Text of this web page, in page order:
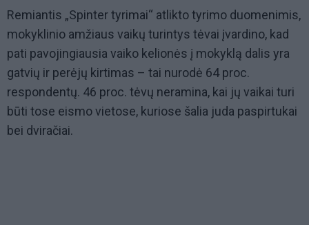
Remiantis „Spinter tyrimai“ atlikto tyrimo duomenimis,
mokyklinio amžiaus vaikų turintys tėvai įvardino, kad
pati pavojingiausia vaiko kelionės į mokyklą dalis yra
gatvių ir perėjų kirtimas – tai nurodė 64 proc.
respondentų. 46 proc. tėvų neramina, kai jų vaikai turi
būti tose eismo vietose, kuriose šalia juda paspirtukai
bei dviračiai.